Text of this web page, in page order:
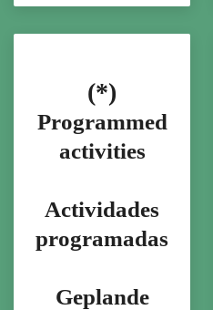
(*)
Programmed
activities
Actividades
programadas
Geplande